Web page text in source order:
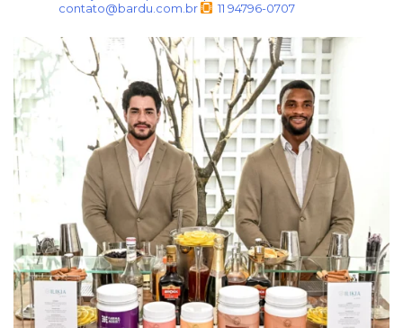
contato@bardu.com.br
11 94796-0707